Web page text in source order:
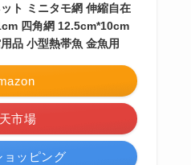
ト ミニタモ網 伸縮自在
四角網 12.5cm*10cm
品 小型熱帯魚 金魚用
市場
ョッピング